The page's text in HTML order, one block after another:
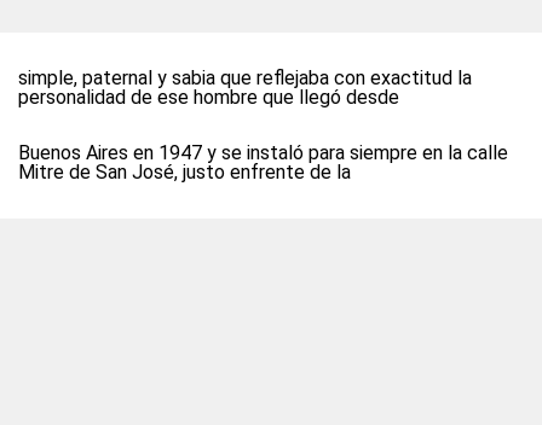
simple, paternal y sabia que reflejaba con exactitud la
personalidad de ese hombre que llegó desde
Buenos Aires en 1947 y se instaló para siempre en la calle
Mitre de San José, justo enfrente de la